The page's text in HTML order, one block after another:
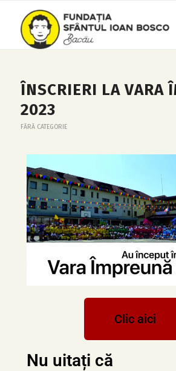
ÎNSCRIERI LA VARA
2023
FĂRĂ CATEGORIE
Clic aici
Nu uitați că